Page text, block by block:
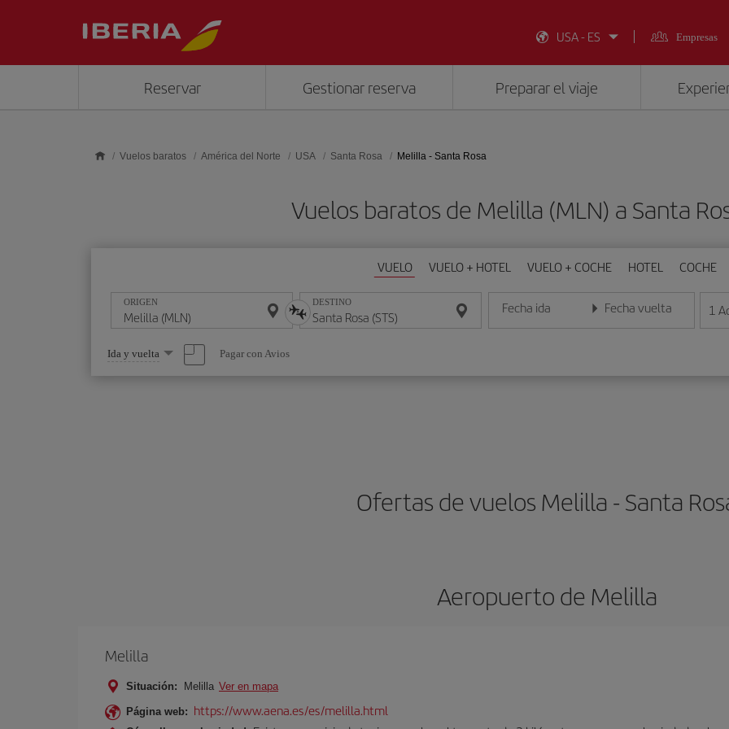
USA - ES
Empresas
Reservar Gestionar reserva Preparar el viaje
Vuelos baratos América del Norte USA Santa Rosa Melilla - Santa Rosa
Vuelos baratos de Melilla (MLN) a Santa
VUELO VUELO + HOTEL VUELO + COCHE HOTEL COCHE
ORIGEN DESTINO Fecha ida
Introduce la fecha en formato día/mes/año
Fecha vuelta
Introduce la fecha en 1
Seleccione
una
opción
Ida y vuelta Pagar con Avios
Ofertas de vuelos Melilla - Santa
Aeropuerto de Melilla
Melilla
Situación: Melilla Ver en mapa
Página web: https://www.aena.es/es/melilla.html